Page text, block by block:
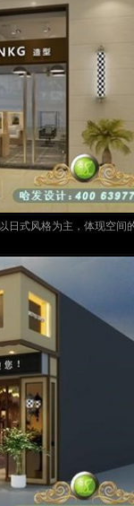
日式风格为主，体现空间